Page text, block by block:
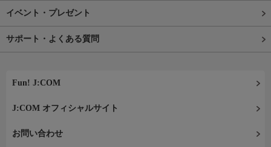
イベント・プレゼント
サポート・よくある質問
Fun! J:COM
J:COM オフィシャルサイト
お問い合わせ